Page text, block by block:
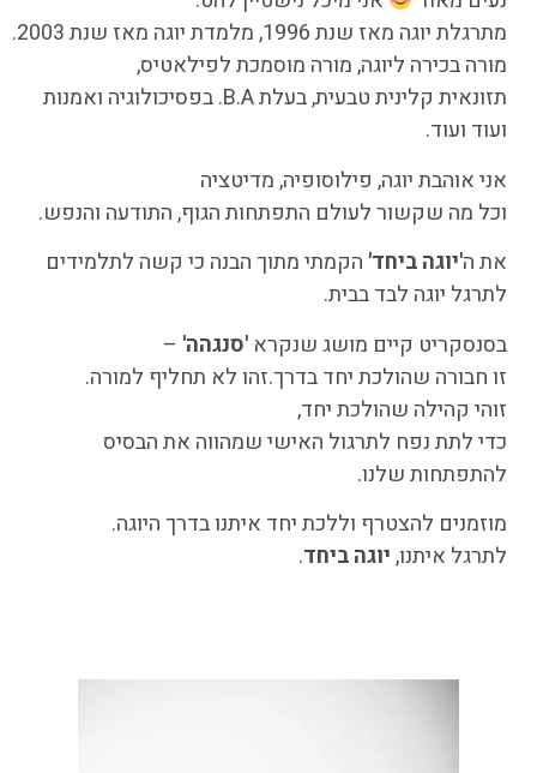
מתרגלת יוגה מאז שנת 1996, מלמדת יוגה מאז שנת 2003.
מורה בכירה ליוגה, מורה מוסמכת לפילאטיס,
תזונאית קלינית טבעית, בעלת B.A. בפסיכולוגיה ואמנות
ועוד ועוד.
אני אוהבת יוגה, פילוסופיה, מדיטציה
וכל מה שקשור לעולם התפתחות הגוף, התודעה והנפש.
את ה'יוגה ביחד'הקמתי מתוך הבנה כי קשה לתלמידים
לתרגל יוגה לבד בבית.
בסנסקריט קיים מושג שנקרא'סנגהה'–
זו חבורה שהולכת יחד בדרך.זהו לא תחליף למורה.
זוהי קהילה שהולכת יחד,
כדי לתת נפח לתרגול האישי שמהווה את הבסיס
להתפתחות שלנו.
מוזמנים להצטרף וללכת יחד איתנו בדרך היוגה.
לתרגל איתנו,יוגה ביחד.